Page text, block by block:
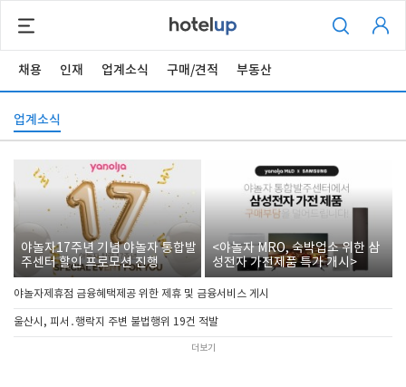
채용 인재 업계소식 구매/견적 부동산
업계소식
야놀자17주년 기념 야놀자 통합발
주센터 할인 프로모션 진행
<야놀자 MRO, 숙박업소 위한 삼
성전자 가전제품 특가 개시>
야놀자제휴점 금융혜택제공 위한 제휴 및 금융서비스 게시
울산시, 피서․행락지 주변 불법행위 19건 적발
더보기